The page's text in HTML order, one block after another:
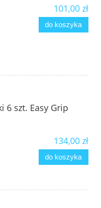
101,00 zł
do koszyka
6 szt. Easy Grip
134,00 zł
do koszyka